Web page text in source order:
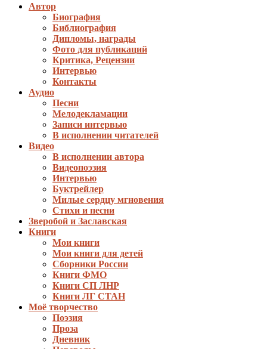
Автор
Биография
Библиография
Дипломы, награды
Фото для публикаций
Критика, Рецензии
Интервью
Контакты
Аудио
Песни
Мелодекламации
Записи интервью
В исполнении читателей
Видео
В исполнении автора
Видеопоэзия
Интервью
Буктрейлер
Милые сердцу мгновения
Стихи и песни
Зверобой и Заславская
Книги
Мои книги
Мои книги для детей
Сборники России
Книги ФМО
Книги СП ЛНР
Книги ЛГ СТАН
Моё творчество
Поэзия
Проза
Дневник